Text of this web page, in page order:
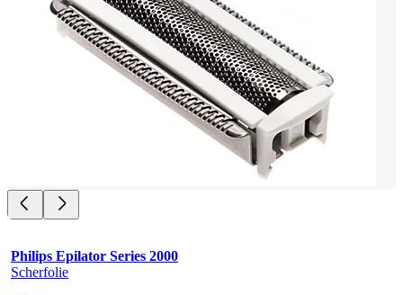
Philips Epilator Series 2000
Scherfolie